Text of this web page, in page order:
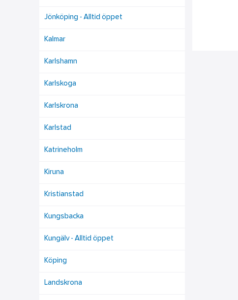
Jönköping - Alltid öppet
Kalmar
Karlshamn
Karlskoga
Karlskrona
Karlstad
Katrineholm
Kiruna
Kristianstad
Kungsbacka
Kungälv - Alltid öppet
Köping
Landskrona